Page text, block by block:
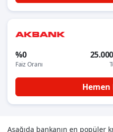
%0
Faiz Oranı
Aşağıda bankanın en popüler